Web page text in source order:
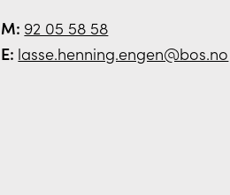
M: 92 05 58 58
E: lasse.henning.engen@bos.no